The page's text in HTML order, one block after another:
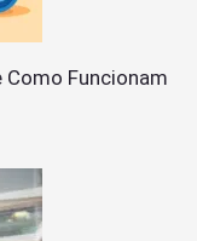
Como Funcionam